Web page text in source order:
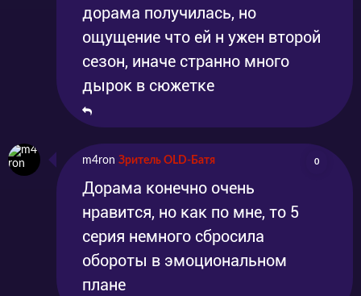
дорама получилась, но
ощущение что ей н ужен второй
сезон, иначе странно много
дырок в сюжетке
m4ron Зритель OLD-Батя 0
Дорама конечно очень
нравится, но как по мне, то 5
серия немного сбросила
обороты в эмоциональном
плане